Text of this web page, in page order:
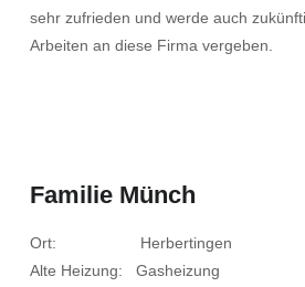
sehr zufrieden und werde auch
Arbeiten an diese Firma vergeben.
Familie Münch
Ort: Herbertingen
Alte Heizung: Gasheizung